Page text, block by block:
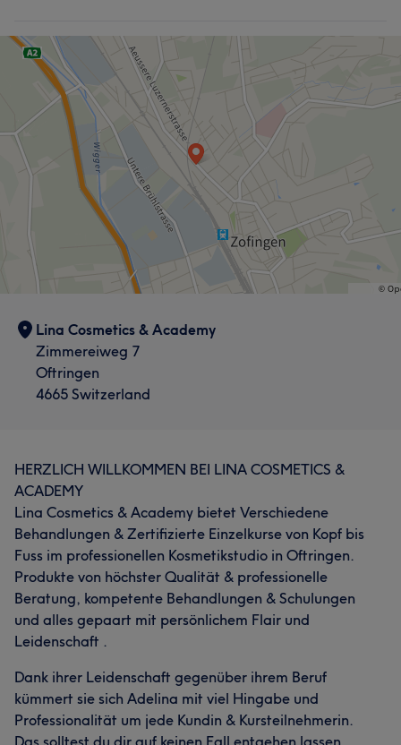
Lina Cosmetics & Academy
Zimmereiweg 7
Oftringen
4665 Switzerland
HERZLICH WILLKOMMEN BEI LINA COSMETICS &
ACADEMY
Lina Cosmetics & Academy bietet Verschiedene
Behandlungen & Zertifizierte Einzelkurse von Kopf bis
Fuss im professionellen Kosmetikstudio in Oftringen.
Produkte von höchster Qualität & professionelle
Beratung, kompetente Behandlungen & Schulungen
und alles gepaart mit persönlichem Flair und
Leidenschaft .
Dank ihrer Leidenschaft gegenüber ihrem Beruf
kümmert sie sich Adelina mit viel Hingabe und
Professionalität um jede Kundin & Kursteilnehmerin.
Das solltest du dir auf keinen Fall entgehen lassen.